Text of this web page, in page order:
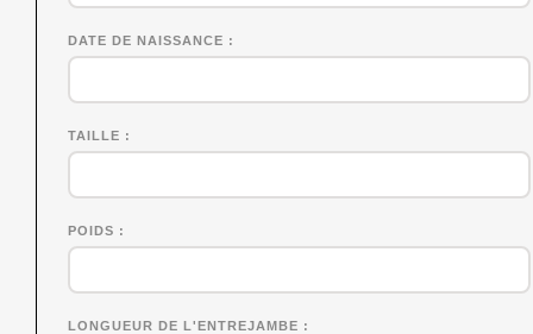
DATE DE NAISSANCE
TAILLE
POIDS
LONGUEUR DE L'ENTREJAMBE